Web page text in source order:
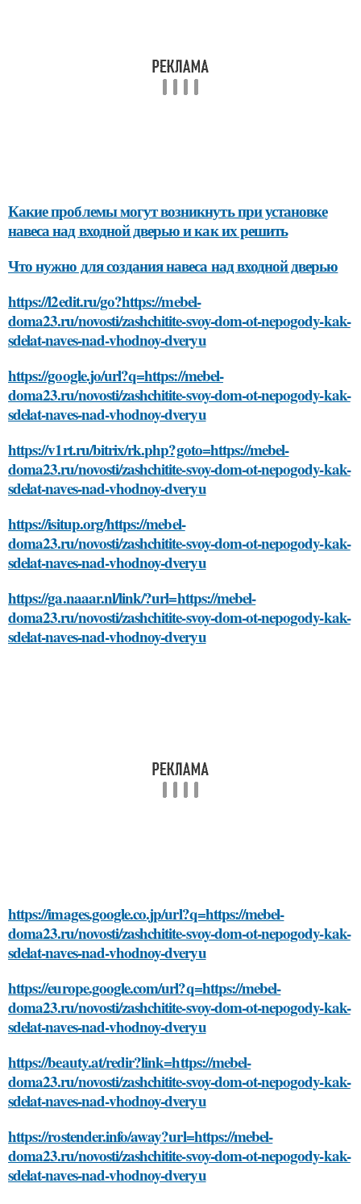
Какие проблемы могут возникнуть при установке
навеса над входной дверью и как их решить
Что нужно для создания навеса над входной дверью
https://l2edit.ru/go?https://mebel-
doma23.ru/novosti/zashchitite-svoy-dom-ot-nepogody-kak-
sdelat-naves-nad-vhodnoy-dveryu
https://google.jo/url?q=https://mebel-
doma23.ru/novosti/zashchitite-svoy-dom-ot-nepogody-kak-
sdelat-naves-nad-vhodnoy-dveryu
https://v1rt.ru/bitrix/rk.php?goto=https://mebel-
doma23.ru/novosti/zashchitite-svoy-dom-ot-nepogody-kak-
sdelat-naves-nad-vhodnoy-dveryu
https://isitup.org/https://mebel-
doma23.ru/novosti/zashchitite-svoy-dom-ot-nepogody-kak-
sdelat-naves-nad-vhodnoy-dveryu
https://ga.naaar.nl/link/?url=https://mebel-
doma23.ru/novosti/zashchitite-svoy-dom-ot-nepogody-kak-
sdelat-naves-nad-vhodnoy-dveryu
https://images.google.co.jp/url?q=https://mebel-
doma23.ru/novosti/zashchitite-svoy-dom-ot-nepogody-kak-
sdelat-naves-nad-vhodnoy-dveryu
https://europe.google.com/url?q=https://mebel-
doma23.ru/novosti/zashchitite-svoy-dom-ot-nepogody-kak-
sdelat-naves-nad-vhodnoy-dveryu
https://beauty.at/redir?link=https://mebel-
doma23.ru/novosti/zashchitite-svoy-dom-ot-nepogody-kak-
sdelat-naves-nad-vhodnoy-dveryu
https://rostender.info/away?url=https://mebel-
doma23.ru/novosti/zashchitite-svoy-dom-ot-nepogody-kak-
sdelat-naves-nad-vhodnoy-dveryu